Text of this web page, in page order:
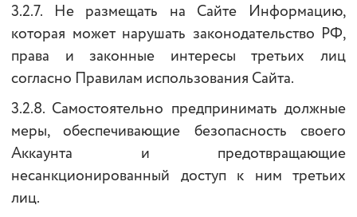
3.2.7. Не размещать на Сайте Информацию,
которая может нарушать законодательство РФ,
права и законные интересы третьих лиц
согласно Правилам использования Сайта.
3.2.8. Самостоятельно предпринимать должные
меры, обеспечивающие безопасность своего
Аккаунта и предотвращающие
несанкционированный доступ к ним третьих
лиц.